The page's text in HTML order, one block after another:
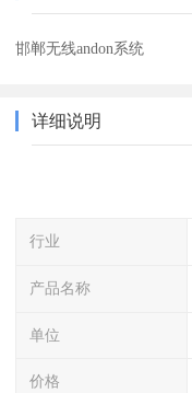
邯郸无线andon系统
详细说明
行业
产品名称
单位
价格